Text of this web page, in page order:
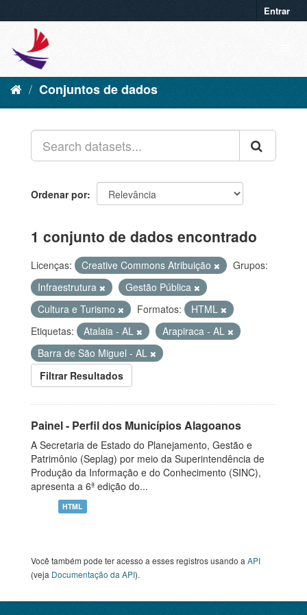
Entrar
Conjuntos de dados
Ordenar por
1 conjunto de dados encontrado
Licenças: Creative Commons Atribuição
Grupos:
Infraestrutura
Gestão Pública
Cultura e Turismo
Formatos:
HTML
Etiquetas:
Atalaia - AL
Arapiraca - AL
Barra de São Miguel - AL
Filtrar Resultados
Painel - Perfil dos Municípios Alagoanos
A Secretaria de Estado do Planejamento, Gestão e
Patrimônio (Seplag) por meio da Superintendência de
Produção da Informação e do Conhecimento (SINC),
apresenta a 6ª edição do...
HTML
Você também pode ter acesso a esses registros usando a API
(veja Documentação da API).